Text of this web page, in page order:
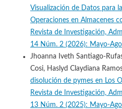
Visualización de Datos para
Operaciones en Almacenes
Revista de Investigación,
14 Núm. 2 (2026): Mayo-
Jhoanna Iveth Santiago-
Cosi, Haslyd Claydiana
disolución de pymes en Los
Revista de Investigación,
13 Núm. 2 (2025): Mayo-